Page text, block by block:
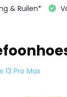
& Ruilen*
13 Pro Max